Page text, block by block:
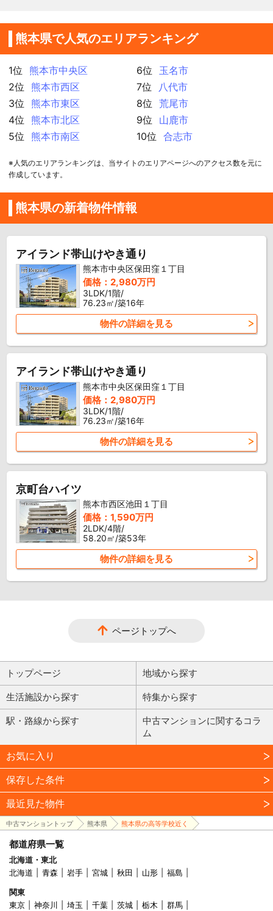
熊本県で人気のエリアランキング
1位
熊本市中央区
2位
熊本市西区
3位
熊本市東区
4位
熊本市北区
5位
熊本市南区
6位
玉名市
7位
八代市
8位
荒尾市
9位
山鹿市
10位
合志市
※人気のエリアランキングは、当サイトのエリアページへのアクセス数を元に
作成しています。
熊本県の新着物件情報
アイランド帯山けやき通り
熊本市中央区保田窪１丁目
価格：2,980万円
3LDK/1階/
76.23㎡/築16年
物件の詳細を見る
アイランド帯山けやき通り
熊本市中央区保田窪１丁目
価格：2,980万円
3LDK/1階/
76.23㎡/築16年
物件の詳細を見る
京町台ハイツ
熊本市西区池田１丁目
価格：1,590万円
2LDK/4階/
58.20㎡/築53年
物件の詳細を見る
ページトップへ
トップページ 地域から探す
生活施設から探す 特集から探す
駅・路線から探す
中古マンションに関するコラ
ム
お気に入り
保存した条件
最近見た物件
中古マンショントップ 熊本県 熊本県の高等学校近く
都道府県一覧
北海道・東北
北海道
青森 岩手 宮城 秋田 山形
福島
関東
東京
神奈川 埼玉 千葉 茨城 栃木
群馬